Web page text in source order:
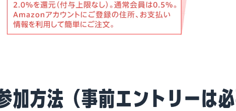
加方法（事前エントリーは必